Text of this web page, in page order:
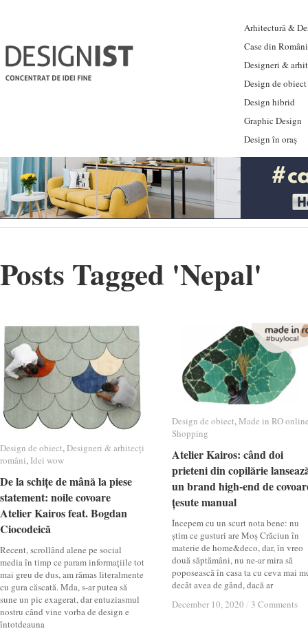
Arhitectură &
Case din
Designeri &
Design de obiect
Design hibrid
Graphic Design
Design în oraș
Posts Tagged 'Nepal'
Design de obiect,Designeri & arhitecți
români, Idei wow
De la schițe de mână la piese
statement: noile covoare
Atelier Kairos feat. Bogdan
Ciocodeică
Recent, scrollând alene pe social
media în timp ce param informațiile tot
mai greu de dus, am rămas literalmente
cu gura căscată. Mda, s-ar putea să
sune un pic exagerat, dar entuziasmul
nostru când vine vorba de design e
întotdeauna
Design de obiect Designeri & arhitecți
români Idei wow
De la schițe de mână la piese
statement: noile covoare
Atelier Kairos feat. Bogdan
Ciocodeică
Design de obiect,Made in RO
Shopping
Atelier Kairos: când doi
prieteni din copilărie
un brand high-end de
țesute manual
Începem cu un scurt nota bene: nu
știm ce gusturi are Moș Crăciun în
materie de home&deco, dar, în vreo
două săptămâni, nu ne-ar mira să
poposească în casa ta cu ceva mai
decât avea de gând, dacă ar
December 10, 2020 / 3 Comments
Design de obiect Made in RO
Shopping
Atelier Kairos: când doi
prieteni din copilărie
un brand high-end de
țesute manual
December 10, 2020 / 3 Comments